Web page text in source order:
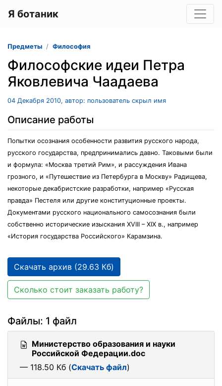
Я ботаник
Предметы Философия
Философские идеи Петра
Яковлевича Чаадаева
04 Декабря 2010, автор: пользователь скрыл имя
Описание работы
Попытки осознания особенности развития русского народа,
русского государства, предпринимались давно. Таковыми были
и формула: «Москва третий Рим», и рассуждения Ивана
грозного, и «Путешествие из Петербурга в Москву» Радищева,
некоторые декабристские разработки, например «Русская
правда» Пестеля или другие конституционные проекты.
Документами русского национального самосознания были
собственно исторические изыскания XVIII – XIX в., например
«История государства Российского» Карамзина.
Скачать архив (29.63 Кб)
Сколько стоит заказать работу?
Файлы: 1 файл
Министерство образования и науки
Российской Федерации.doc
— 118.50 Кб (Скачать файл)